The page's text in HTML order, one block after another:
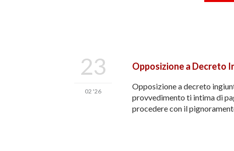
23
02 '26
Opposizione a Decreto
Opposizione a decreto
provvedimento ti intima di
procedere con il